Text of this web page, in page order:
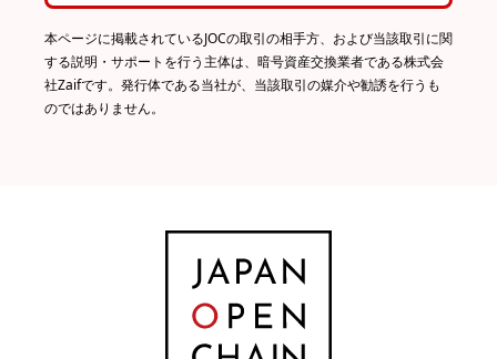
本ページに掲載されているJOCの取引の相手方、および当該取引に関
する説明・サポートを行う主体は、暗号資産交換業者である株式会
社Zaifです。発行体である当社が、当該取引の媒介や勧誘を行うも
のではありません。